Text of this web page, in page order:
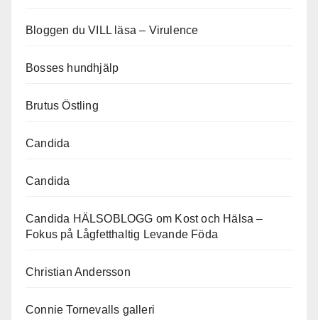
Bloggen du VILL läsa – Virulence
Bosses hundhjälp
Brutus Östling
Candida
Candida
Candida HÄLSOBLOGG om Kost och Hälsa –
Fokus på Lågfetthaltig Levande Föda
Christian Andersson
Connie Tornevalls galleri